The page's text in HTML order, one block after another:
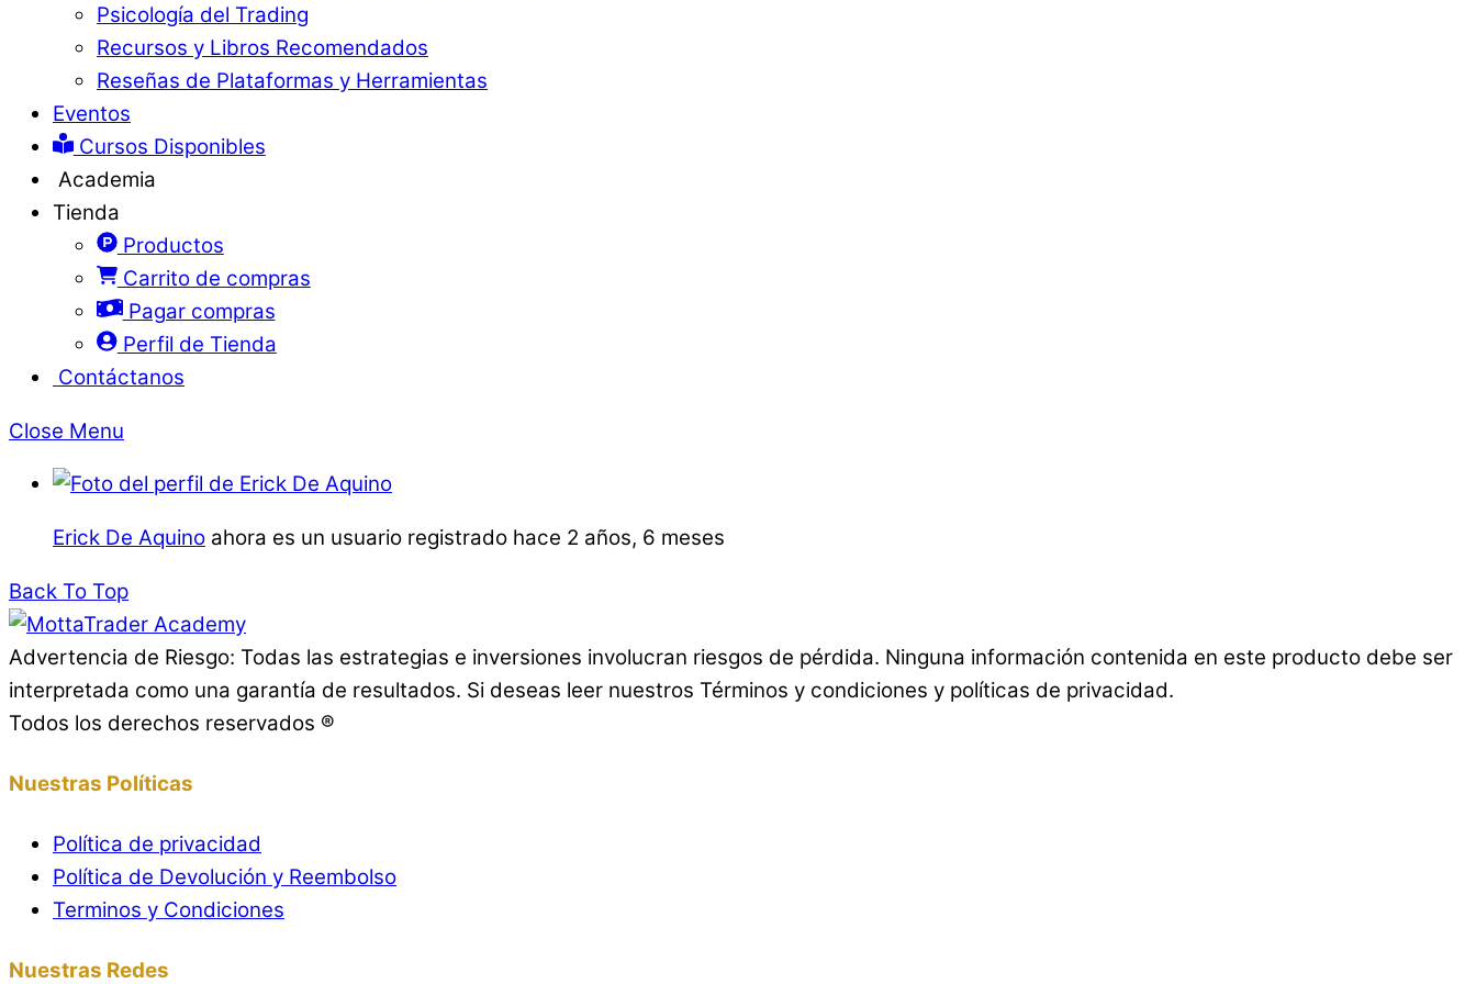
Psicología del Trading
Recursos y Libros Recomendados
Reseñas de Plataformas y Herramientas
Eventos
Cursos Disponibles
Academia
Tienda
Productos
Carrito de compras
Pagar compras
Perfil de Tienda
Contáctanos
Close Menu
Erick De Aquino ahora es un usuario registrado hace 2 años, 6 meses
Back To Top
Advertencia de Riesgo: Todas las estrategias e inversiones involucran riesgos de pérdida. Ninguna información contenida en este producto debe ser
interpretada como una garantía de resultados. Si deseas leer nuestros Términos y condiciones y políticas de privacidad.
Todos los derechos reservados ®
Nuestras Políticas
Política de privacidad
Política de Devolución y Reembolso
Terminos y Condiciones
Nuestras Redes